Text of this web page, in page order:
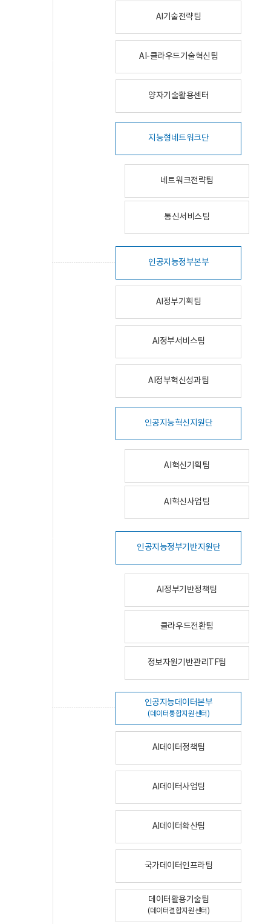
AI기술전략팀
AI-클라우드기술혁신팀
양자기술활용센터
지능형네트워크단
네트워크전략팀
통신서비스팀
인공지능정부본부
AI정부기획팀
AI정부서비스팀
AI정부혁신성과팀
인공지능혁신지원단
AI혁신기획팀
AI혁신사업팀
인공지능정부기반지원단
AI정부기반정책팀
클라우드전환팀
정보자원기반관리TF팀
인공지능데이터본부
(데이터통합지원센터)
AI데이터정책팀
AI데이터사업팀
AI데이터확산팀
국가데이터인프라팀
데이터활용기술팀
(데이터결합지원센터)